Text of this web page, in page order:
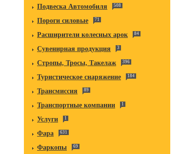
Подвеска Автомобиля 508
Пороги силовые 71
Расширители колесных арок 84
Сувенирная продукция 3
Стропы, Тросы, Такелаж 396
Туристическое снаряжение 184
Трансмиссия 89
Транспортные компании 1
Услуги 1
Фара 631
Фаркопы 69